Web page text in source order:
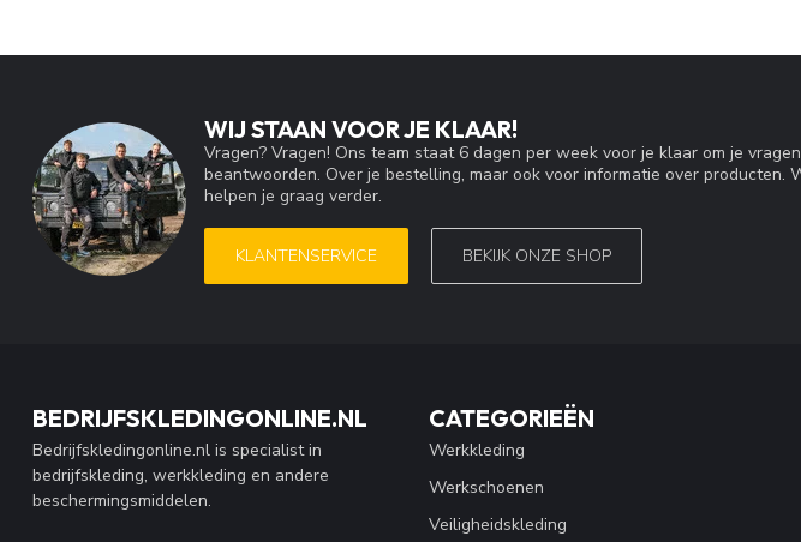
WIJ STAAN VOOR JE KLAAR!
Vragen? Vragen! Ons team staat 6 dagen per week voor je klaar om je
beantwoorden. Over je bestelling, maar ook voor informatie over producten.
helpen je graag verder.
KLANTENSERVICE BEKIJK ONZE SHOP
BEDRIJFSKLEDINGONLINE.NL
Bedrijfskledingonline.nl is specialist in
bedrijfskleding, werkkleding en andere
beschermingsmiddelen.
CATEGORIEËN
Werkkleding
Werkschoenen
Veiligheidskleding